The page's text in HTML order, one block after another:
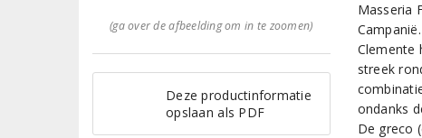
(ga over de afbeelding om in te zoomen)
Deze productinformatie
opslaan als PDF
Masseria
Clemente
streek
ondanks
De greco